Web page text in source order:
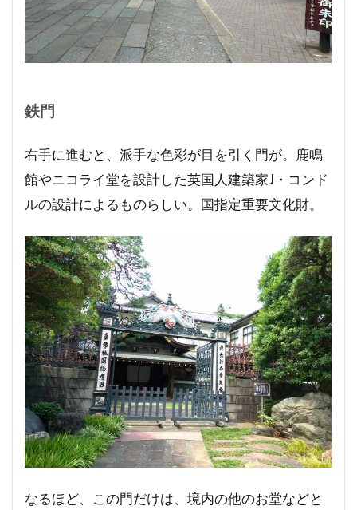
鉄門
右手に進むと、派手な色彩が目を引く門が。鹿鳴
館やニコライ堂を設計した英国人建築家J・コンド
ルの設計によるものらしい。国指定重要文化財。
なるほど、この門だけは、境内の他のお堂などと